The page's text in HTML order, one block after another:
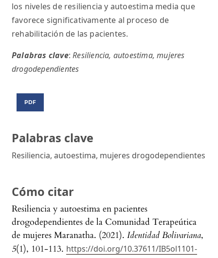
Palabras clave
Resiliencia, autoestima, mujeres drogodependientes
Cómo citar
Resiliencia y autoestima en pacientes
drogodependientes de la Comunidad Terapeútica
de mujeres Maranatha. (2021). Identidad Bolivariana,
5(1), 101-113. https://doi.org/10.37611/IB5ol1101-
los niveles de resiliencia y autoestima media que
favorece significativamente al proceso de
rehabilitación de las pacientes.
Palabras clave:Resiliencia, autoestima, mujeres
drogodependientes
PDF